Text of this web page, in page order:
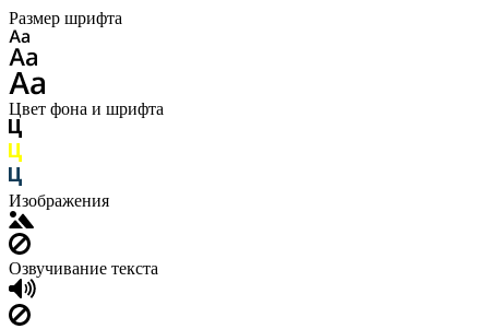
Размер шрифта
Цвет фона и шрифта
Изображения
Озвучивание текста